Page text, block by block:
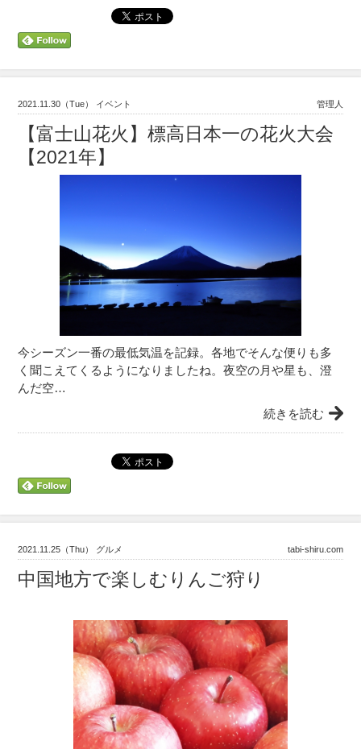
2021.11.30（Tue） イベント 管理人
【富士山花火】標高日本一の花火大会
【2021年】
今シーズン一番の最低気温を記録。各地でそんな便りも多
く聞こえてくるようになりましたね。夜空の月や星も、澄
んだ空…
続きを読む
2021.11.25（Thu） グルメ tabi-shiru.com
中国地方で楽しむりんご狩り